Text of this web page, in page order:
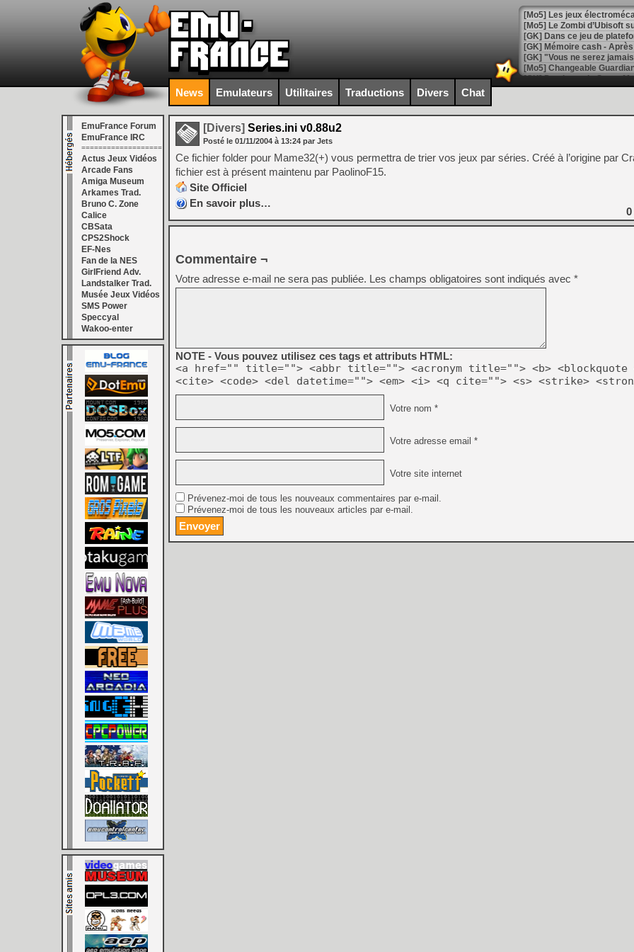
[Mo5] Les jeux
[Mo5] Le Zombi d’Ubisoft
[GK] Dans ce jeu de
[GK] Mémoire cash -
[GK] "Vous ne serez
[Mo5] Changeable
[GK] Des bugs de Super
[LS] [Switch] NSP Auto
[GK] La saga horrifique
[GK] Le portage de Super
[Mo5] Le jeu de course
[GK] Guillermo del Toro
[GK] Mistfall Hunter : déjà
[GK] Wo Long 2 évolue
[GK] Crossfire : un TPS à
[LS] [PS5] Premiers
[Mo5] DOOM arrive en
[GK] Bethesda fête les 30
[GK] Roblox : l'action en
[GK] Agenda - GeForce
[LS] [PS5] ps5-y2jb-
[GK] Pourquoi Marvel
[GK] Test : Restory : Chill
[GK] GTA 6 : Rockstar
[GK] Diddy Kong Racing,
News Emulateurs Utilitaires Traductions Divers Chat
EmuFrance Forum
EmuFrance IRC
===================
Actus Jeux Vidéos
Arcade Fans
Amiga Museum
Arkames Trad.
Bruno C. Zone
Calice
CBSata
CPS2Shock
EF-Nes
Fan de la NES
GirlFriend Adv.
Landstalker Trad.
Musée Jeux Vidéos
SMS Power
Speccyal
Wakoo-enter
[Divers] Series.ini v0.88u2
Posté le 01/11/2004 à 13:24 par Jets
Ce fichier folder pour Mame32(+) vous permettra de trier vos jeux par séries. Créé à l’origine par
fichier est à présent maintenu par PaolinoF15.
Site Officiel
En savoir plus…
0
Commentaire ¬
Votre adresse e-mail ne sera pas publiée. Les champs obligatoires sont indiqués avec *
NOTE - Vous pouvez utilisez ces tags et attributs HTML:
<a href="" title=""> <abbr title=""> <acronym title=""> <b> <blockquote
<cite> <code> <del datetime=""> <em> <i> <q cite=""> <s> <strike>
Votre nom *
Votre adresse email *
Votre site internet
Prévenez-moi de tous les nouveaux commentaires par e-mail.
Prévenez-moi de tous les nouveaux articles par e-mail.